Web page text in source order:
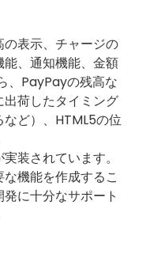
の表示、チャージの
、通知機能、金額
、PayPayの残高な
荷したタイミング
ど）、HTML5の位
装されています。
機能を作成するこ
に十分なサポート